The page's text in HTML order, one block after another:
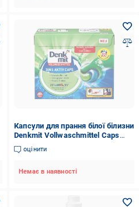
Капсули для прання білої білизни
Denkmit Vollwaschmittel Caps
3in1 Aktiv 22 шт.
оцінити
Немає в наявності